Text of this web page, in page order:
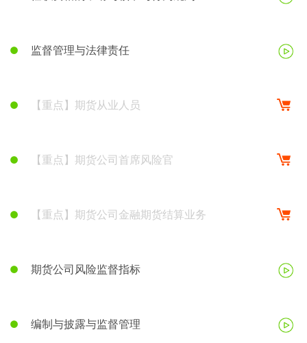
监督管理与法律责任
【重点】期货从业人员
【重点】期货公司首席风险官
【重点】期货公司金融期货结算业务
期货公司风险监督指标
编制与披露与监督管理